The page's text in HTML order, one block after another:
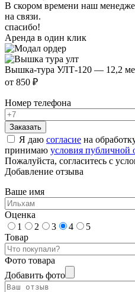
В скором времени наш
на связи.
спасибо!
Аренда в один клик
Вышка-тура УЛТ-120 — 12,2
от 850 ₽
Номер телефона
Я даю согласие на
принимаю условия публичной
Пожалуйста, согласитесь с
Добавление отзыва
Ваше имя
Оценка
1
2 3 4
5
Товар
Фото товара
Добавить фото